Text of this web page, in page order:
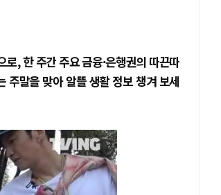
, 한 주간 주요 금융·은행권의 따끈따
주말을 맞아 알뜰 생활 정보 챙겨 보세